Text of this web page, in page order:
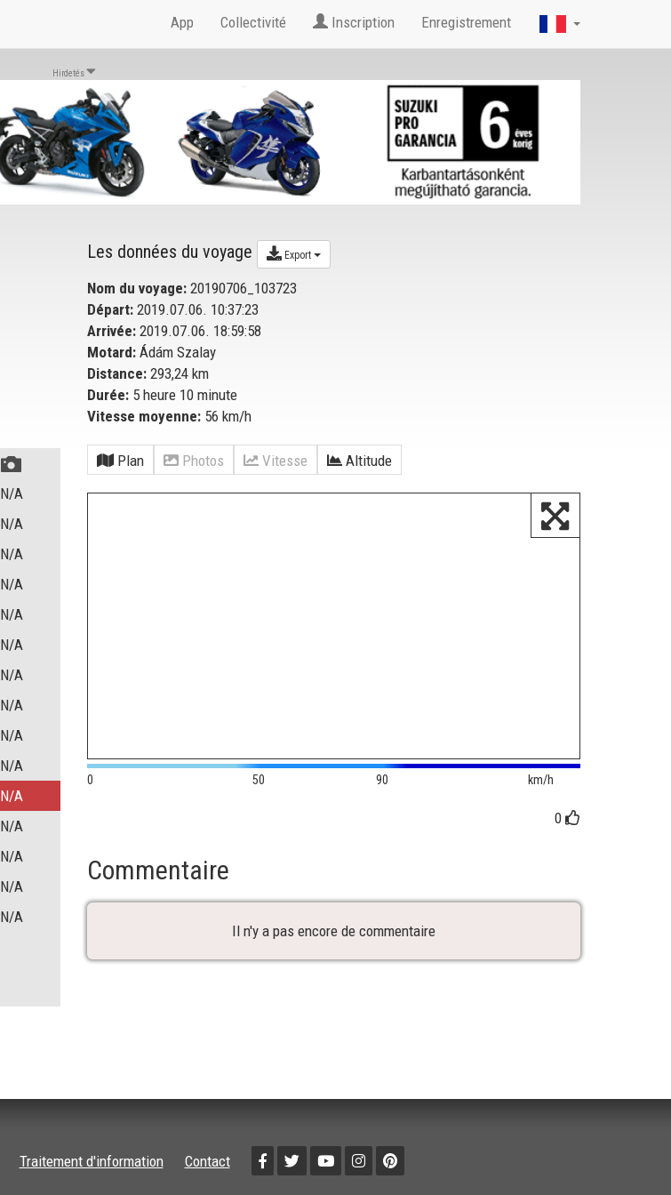
App Collectivité Inscription Enregistrement
Hirdetés
Les données du voyage Export
Nom du voyage: 20190706_103723
Départ: 2019.07.06. 10:37:23
Arrivée: 2019.07.06. 18:59:58
Motard: Ádám Szalay
Distance: 293,24 km
Durée: 5 heure 10 minute
Vitesse moyenne: 56 km/h
Plan Photos Vitesse Altitude
0 50 90 km/h
0
Commentaire
Il n'y a pas encore de commentaire
N/A
N/A
N/A
N/A
N/A
N/A
N/A
N/A
N/A
N/A
N/A
N/A
N/A
N/A
N/A
Traitement d'information Contact